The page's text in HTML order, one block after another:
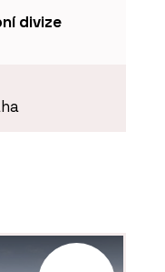
divize